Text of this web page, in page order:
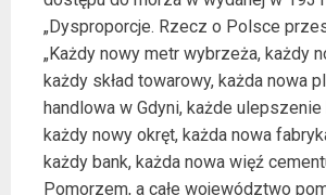
„Dysproporcje. Rzecz o Polsce
„Każdy nowy metr wybrzeża, każdy
każdy skład towarowy, każda nowa
handlowa w Gdyni, każde
każdy nowy okręt, każda nowa
każdy bank, każda nowa więź
Pomorzem, a całe województwo